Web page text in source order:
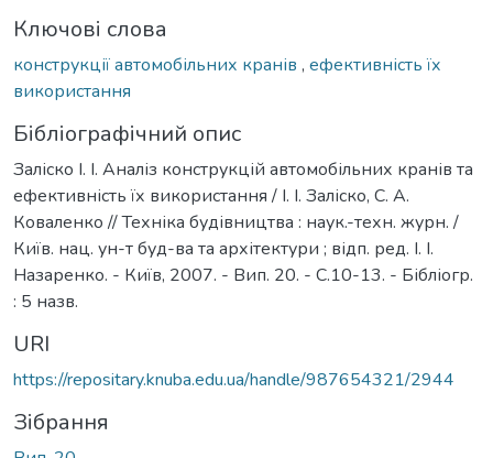
Ключові слова
конструкції автомобільних кранів , ефективність їх
використання
Бібліографічний опис
Заліско І. І. Аналіз конструкцій автомобільних кранів та
ефективність їх використання / І. І. Заліско, С. А.
Коваленко // Техніка будівництва : наук.-техн. журн. /
Київ. нац. ун-т буд-ва та архітектури ; відп. ред. І. І.
Назаренко. - Київ, 2007. - Вип. 20. - С.10-13. - Бібліогр.
: 5 назв.
URI
https://repositary.knuba.edu.ua/handle/987654321/2944
Зібрання